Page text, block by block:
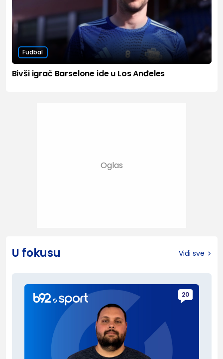
Fudbal
Bivši igrač Barselone ide u Los Anđeles
U fokusu Vidi sve
20